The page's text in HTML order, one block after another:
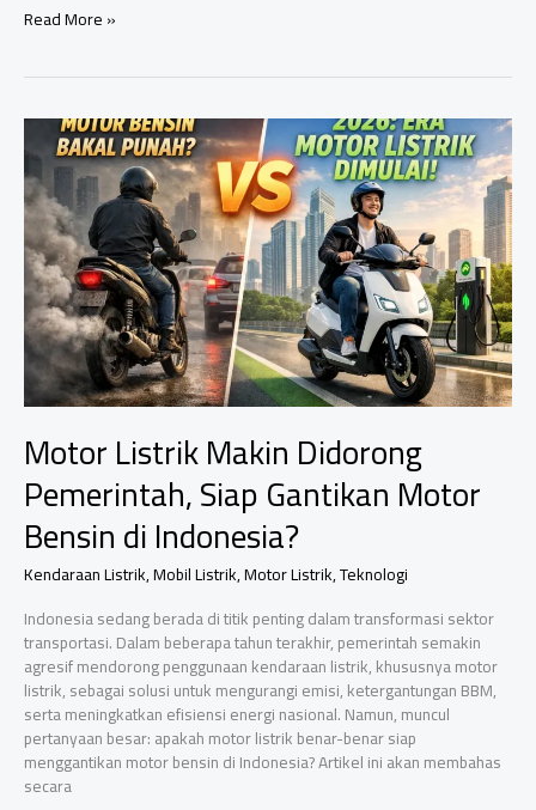
Indonesia
Raja
Mobil
Listrik
Asia
Tenggara!
Strategi
Besar
Ini
Bikin
Dunia
Kaget
Read More »
Motor Listrik Makin Didorong
Pemerintah, Siap Gantikan Motor
Bensin di Indonesia?
Kendaraan Listrik,Mobil Listrik,Motor Listrik,Teknologi
Indonesia sedang berada di titik penting dalam transformasi sektor
transportasi. Dalam beberapa tahun terakhir, pemerintah semakin
agresif mendorong penggunaan kendaraan listrik, khususnya motor
listrik, sebagai solusi untuk mengurangi emisi, ketergantungan BBM,
serta meningkatkan efisiensi energi nasional. Namun, muncul
pertanyaan besar: apakah motor listrik benar-benar siap
menggantikan motor bensin di Indonesia? Artikel ini akan membahas
secara